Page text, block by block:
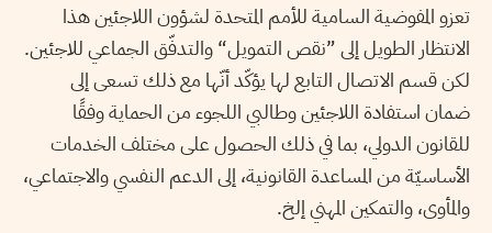
تعزو المفوضية السامية للأمم المتحدة لشؤون اللاجئين هذا
الانتظار الطويل إلى ”نقص التمويل“ والتدفّق الجماعي للاجئين.
لكن قسم الاتصال التابع لها يؤكّد أنّها مع ذلك تسعى إلى
ضمان استفادة اللاجئين وطالبي اللجوء من الحماية وفقًا
للقانون الدولي، بما في ذلك الحصول على مختلف الخدمات
الأساسيّة من المساعدة القانونية، إلى الدعم النفسي والاجتماعي،
والمأوى، والتمكين المهني إلخ.